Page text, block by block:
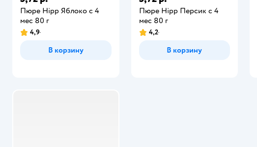
Пюре Hipp Яблоко с 4
мес 80 г
4,9
В корзину
Пюре Hipp Персик с 4
мес 80 г
4,2
В корзину